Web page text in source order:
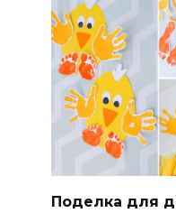
Поделка для